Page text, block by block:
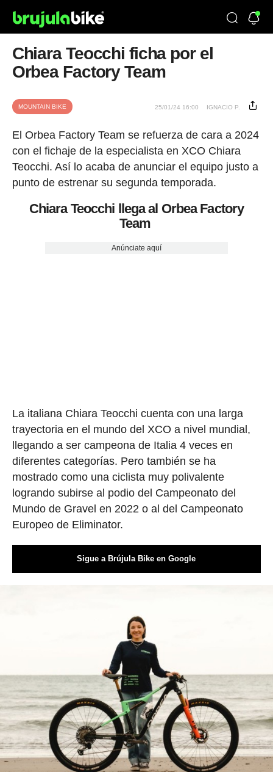
Chiara Teocchi ficha por el
Orbea Factory Team
MOUNTAIN BIKE 25/01/24 16:00 IGNACIO P.
El Orbea Factory Team se refuerza de cara a 2024
con el fichaje de la especialista en XCO Chiara
Teocchi. Así lo acaba de anunciar el equipo justo a
punto de estrenar su segunda temporada.
Chiara Teocchi llega al Orbea Factory
Team
Anúnciate aquí
La italiana Chiara Teocchi cuenta con una larga
trayectoria en el mundo del XCO a nivel mundial,
llegando a ser campeona de Italia 4 veces en
diferentes categorías. Pero también se ha
mostrado como una ciclista muy polivalente
logrando subirse al podio del Campeonato del
Mundo de Gravel en 2022 o al del Campeonato
Europeo de Eliminator.
Sigue a Brújula Bike en Google